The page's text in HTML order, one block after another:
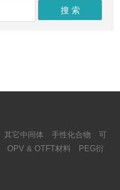
其它中间体 手性化合物
可
OPV & OTFT材料
PEG衍